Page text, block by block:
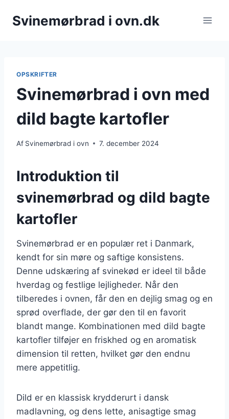
Svinemørbrad i ovn.dk
OPSKRIFTER
Svinemørbrad i ovn med
dild bagte kartofler
Af Svinemørbrad i ovn 7. december 2024
Introduktion til
svinemørbrad og dild bagte
kartofler
Svinemørbrad er en populær ret i Danmark,
kendt for sin møre og saftige konsistens.
Denne udskæring af svinekød er ideel til både
hverdag og festlige lejligheder. Når den
tilberedes i ovnen, får den en dejlig smag og en
sprød overflade, der gør den til en favorit
blandt mange. Kombinationen med dild bagte
kartofler tilføjer en friskhed og en aromatisk
dimension til retten, hvilket gør den endnu
mere appetitlig.
Dild er en klassisk krydderurt i dansk
madlavning, og dens lette, anisagtige smag